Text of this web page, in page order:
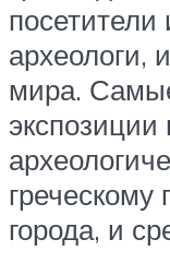
посетители
археологи,
мира.
экспозиции
греческому
города, и